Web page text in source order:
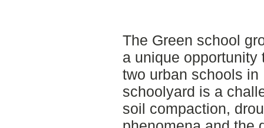
The Green school
a unique opportunity
two urban schools in
schoolyard is a
soil compaction,